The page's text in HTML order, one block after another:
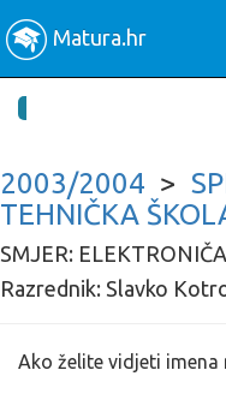
Matura.hr
2003/2004 >
TEHNIČKA
SMJER:
Razrednik: Slavko
Ako želite vidjeti imena